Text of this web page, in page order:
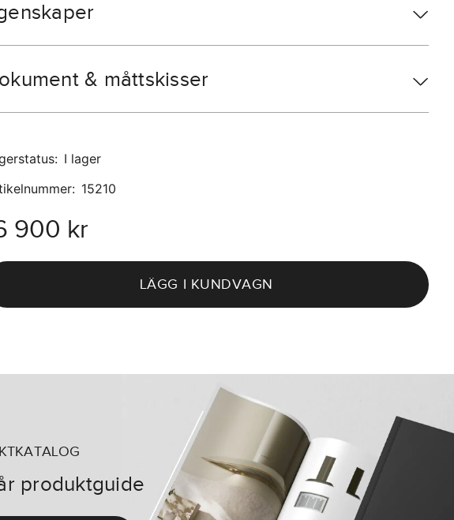
& måttskisser
: I lager
: 15210
900 kr
LÄGG I KUNDVAGN
produktguide